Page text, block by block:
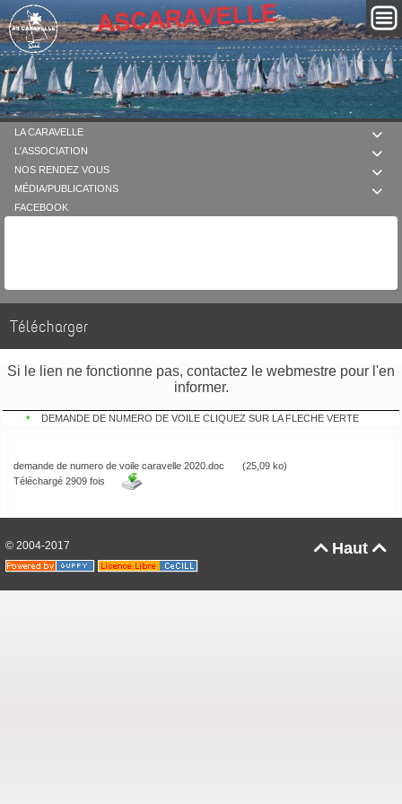

LA CARAVELLE

L'ASSOCIATION

NOS RENDEZ VOUS

MÉDIA/PUBLICATIONS
FACEBOOK
Télécharger
Si le lien ne fonctionne pas, contactez le webmestre pour l'en
informer.
DEMANDE DE NUMERO DE VOILE CLIQUEZ SUR LA FLECHE VERTE
demande de numero de voile caravelle 2020.doc
(25,09 ko)
Téléchargé 2909 fois
Haut 
© 2004-2017